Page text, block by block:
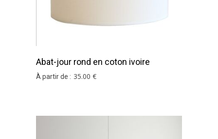
Abat-jour rond en coton ivoire
À partir de : 35.00 €